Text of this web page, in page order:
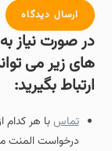
ارسال دیدگاه
در صورت نیاز
های زیر می
ارتباط بگیرید:
تماسبا هر کدام
درخواست المنت